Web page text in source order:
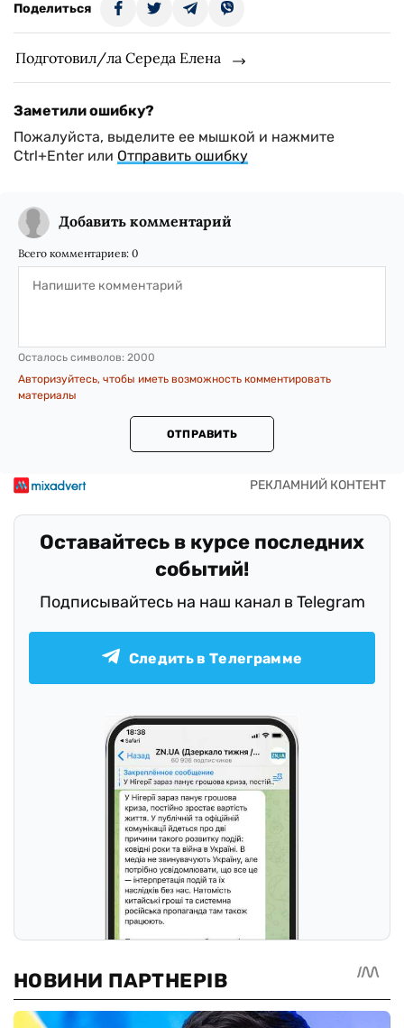
Поделиться
Подготовил/ла Середа Елена
Заметили ошибку?
Пожалуйста, выделите ее мышкой и нажмите
Ctrl+Enter или Отправить ошибку
Добавить комментарий
Всего комментариев: 0
Осталось символов: 2000
Авторизуйтесь, чтобы иметь возможность комментировать
материалы
ОТПРАВИТЬ
Оставайтесь в курсе последних
событий!
Подписывайтесь на наш канал в Telegram
Следить в Телеграмме